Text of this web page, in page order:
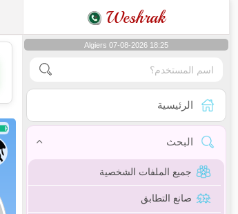
Weshrak
Algiers 07-08-2026 18:25
الرئيسية
البحث
جميع الملفات الشخصية
صانع التطابق